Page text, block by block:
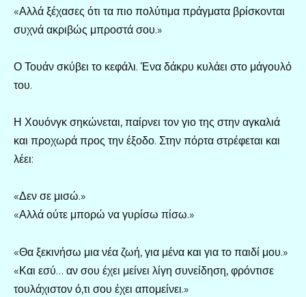
«Αλλά ξέχασες ότι τα πιο πολύτιμα πράγματα βρίσκονται
συχνά ακριβώς μπροστά σου.»
Ο Τουάν σκύβει το κεφάλι. Ένα δάκρυ κυλάει στο μάγουλό
του.
Η Χουόνγκ σηκώνεται, παίρνει τον γιο της στην αγκαλιά
και προχωρά προς την έξοδο. Στην πόρτα στρέφεται και
λέει:
«Δεν σε μισώ.»
«Αλλά ούτε μπορώ να γυρίσω πίσω.»
«Θα ξεκινήσω μια νέα ζωή, για μένα και για το παιδί μου.»
«Και εσύ… αν σου έχει μείνει λίγη συνείδηση, φρόντισε
τουλάχιστον ό,τι σου έχει απομείνει.»